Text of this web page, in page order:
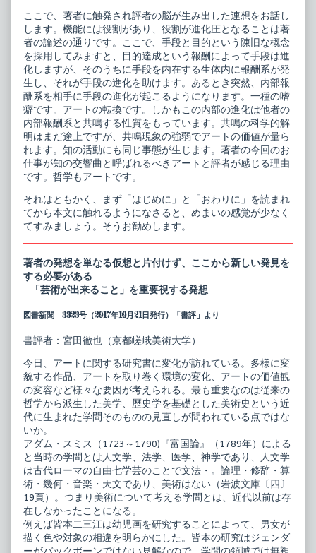
ここで、著者に触発され評者の脳が生み出した連想をお話し
します。機能には役割があり、役割が進化圧となることは著
者の論述の通りです。ここで、手段と目的という陳旧な概念
を採用してみますと、目的達成という報酬によって手段は進
化しますが、そのうちに手段を内在する生体内に報酬系が発
生し、それが手段の進化を助けます。あるとき突然、内部報
酬系を相手に手段の進化が起こるようになります。一種の嗜
癖です。アートの転換です。しかもこの内部の進化は他者の
内部報酬系と共鳴する性質をもっています。共鳴の科学的解
明はまだ途上ですが、共鳴現象の強弱でアートの価値が量ら
れます。知の活動にも同じ事態が生じます。著者の今回のお
仕事が知の交響曲と呼ばれるべきアートと評者が感じる理由
です。哲学もアートです。
それはともかく、まず「はじめに」と「おわりに」を読まれ
てから本文に触れるようになさると、めまいの感覚が少なく
てすみましょう。そうお勧めします。
著者の発想を単なる仮想と片付けず、ここから新しい発見を
する必要がある
─「芸術が出来ること」を重要視する発想
図書新聞 3323号（2017年10月21日発行）「書評」より
書評者：宮田徹也（京都嵯峨美術大学）
今日、アートに関する研究書に変化が訪れている。多様に変
貌する作品、アートを取り巻く環境の変化、アートの価値観
の変容など様々な要因が考えられる。最も重要なのは従来の
哲学から派生した美学、歴史学を基礎とした美術史という近
代に生まれた学問そのものの見直しが問われている点ではな
いか。
アダム・スミス（1723～1790)『富国論』（1789年）による
と当時の学問とは人文学、法学、医学、神学であり、人文学
は古代ローマの自由七学芸のことで文法・。論理・修辞・算
術・幾何・音楽・天文であり、美術はない（岩波文庫〔四〕
19頁）。つまり美術について考える学問とは、近代以前は存
在しなかったことになる。
例えば皆本二三江は幼児画を研究することによって、男女が
描く色や対象の相違を明らかにした。皆本の研究はジェンダ